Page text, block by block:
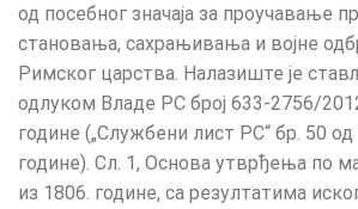
од посебног значаја за проучавање
становања, сахрањивања и војне
Римског царства. Налазиште је
одлуком Владе РС број 633-2756/
године („Службени лист РС“ бр. 50 од
године). Сл. 1, Основа утврђења по
из 1806. године, са резултатима